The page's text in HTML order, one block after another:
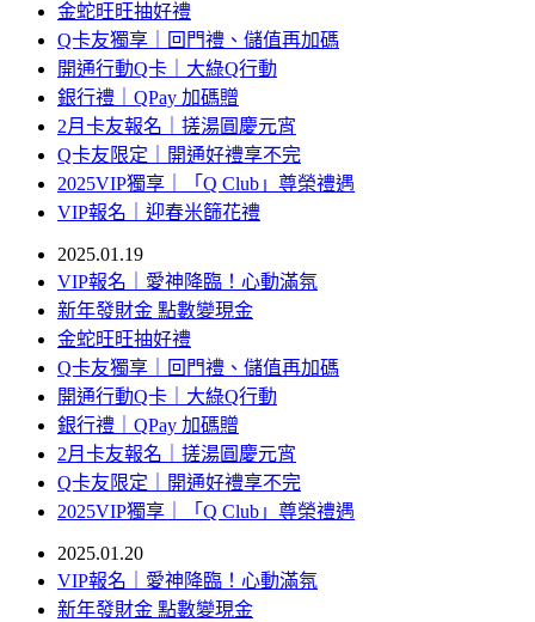
金蛇旺旺抽好禮
Q卡友獨享｜回門禮、儲值再加碼
開通行動Q卡｜大綠Q行動
銀行禮｜QPay 加碼贈
2月卡友報名｜搓湯圓慶元宵
Q卡友限定｜開通好禮享不完
2025VIP獨享｜「Q Club」尊榮禮遇
VIP報名｜迎春米篩花禮
2025.01.19
VIP報名｜愛神降臨！心動滿氛
新年發財金 點數變現金
金蛇旺旺抽好禮
Q卡友獨享｜回門禮、儲值再加碼
開通行動Q卡｜大綠Q行動
銀行禮｜QPay 加碼贈
2月卡友報名｜搓湯圓慶元宵
Q卡友限定｜開通好禮享不完
2025VIP獨享｜「Q Club」尊榮禮遇
2025.01.20
VIP報名｜愛神降臨！心動滿氛
新年發財金 點數變現金